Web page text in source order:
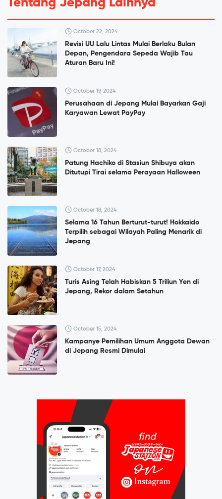
Tentang Jepang Lainnya
October 22, 2024
Revisi UU Lalu Lintas Mulai Berlaku Bulan
Depan, Pengendara Sepeda Wajib Tau
Aturan Baru Ini!
October 19, 2024
Perusahaan di Jepang Mulai Bayarkan Gaji
Karyawan Lewat PayPay
October 18, 2024
Patung Hachiko di Stasiun Shibuya akan
Ditutupi Tirai selama Perayaan Halloween
October 18, 2024
Selama 16 Tahun Berturut-turut! Hokkaido
Terpilih sebagai Wilayah Paling Menarik di
Jepang
October 17, 2024
Turis Asing Telah Habiskan 5 Triliun Yen di
Jepang, Rekor dalam Setahun
October 15, 2024
Kampanye Pemilihan Umum Anggota Dewan
di Jepang Resmi Dimulai